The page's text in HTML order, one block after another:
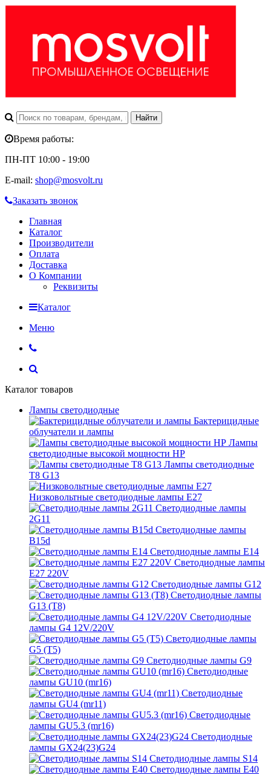
Время работы:
ПН-ПТ 10:00 - 19:00
E-mail: shop@mosvolt.ru
Заказать звонок
Главная
Каталог
Производители
Оплата
Доставка
О Компании
Реквизиты
Каталог
Меню
Каталог товаров
Лампы светодиодные
Бактерицидные
облучатели и лампы
Лампы
светодиодные высокой мощности HP
Лампы светодиодные
Т8 G13
Низковольтные светодиодные лампы E27
Светодиодные лампы
2G11
Светодиодные лампы
B15d
Светодиодные лампы E14
Светодиодные лампы
E27 220V
Светодиодные лампы G12
Светодиодные лампы
G13 (T8)
Светодиодные
лампы G4 12V/220V
Светодиодные лампы
G5 (T5)
Светодиодные лампы G9
Светодиодные
лампы GU10 (mr16)
Светодиодные
лампы GU4 (mr11)
Светодиодные
лампы GU5.3 (mr16)
Светодиодные
лампы GX24(23)G24
Светодиодные лампы S14
Светодиодные лампы Е40